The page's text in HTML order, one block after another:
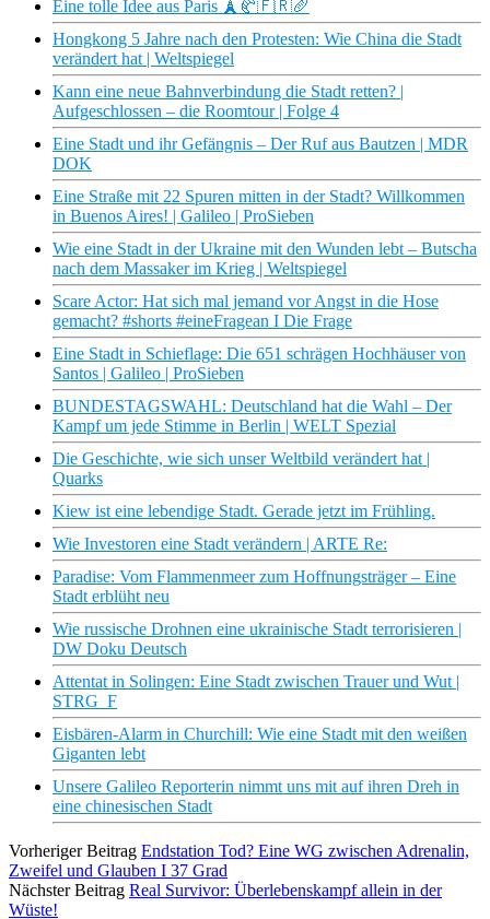
Eine tolle Idee aus Paris 🗼🥐🇫🇷🥖
Hongkong 5 Jahre nach den Protesten: Wie China die Stadt
verändert hat | Weltspiegel
Kann eine neue Bahnverbindung die Stadt retten? |
Aufgeschlossen – die Roomtour | Folge 4
Eine Stadt und ihr Gefängnis – Der Ruf aus Bautzen | MDR
DOK
Eine Straße mit 22 Spuren mitten in der Stadt? Willkommen
in Buenos Aires! | Galileo | ProSieben
Wie eine Stadt in der Ukraine mit den Wunden lebt – Butscha
nach dem Massaker im Krieg | Weltspiegel
Scare Actor: Hat sich mal jemand vor Angst in die Hose
gemacht? #shorts #eineFragean I Die Frage
Eine Stadt in Schieflage: Die 651 schrägen Hochhäuser von
Santos | Galileo | ProSieben
BUNDESTAGSWAHL: Deutschland hat die Wahl – Der
Kampf um jede Stimme in Berlin | WELT Spezial
Die Geschichte, wie sich unser Weltbild verändert hat |
Quarks
Kiew ist eine lebendige Stadt. Gerade jetzt im Frühling.
Wie Investoren eine Stadt verändern | ARTE Re:
Paradise: Vom Flammenmeer zum Hoffnungsträger – Eine
Stadt erblüht neu
Wie russische Drohnen eine ukrainische Stadt terrorisieren |
DW Doku Deutsch
Attentat in Solingen: Eine Stadt zwischen Trauer und Wut |
STRG_F
Eisbären-Alarm in Churchill: Wie eine Stadt mit den weißen
Giganten lebt
Unsere Galileo Reporterin nimmt uns mit auf ihren Dreh in
eine chinesischen Stadt
Vorheriger Beitrag Endstation Tod? Eine WG zwischen Adrenalin,
Zweifel und Glauben I 37 Grad
Nächster Beitrag Real Survivor: Überlebenskampf allein in der
Wüste!